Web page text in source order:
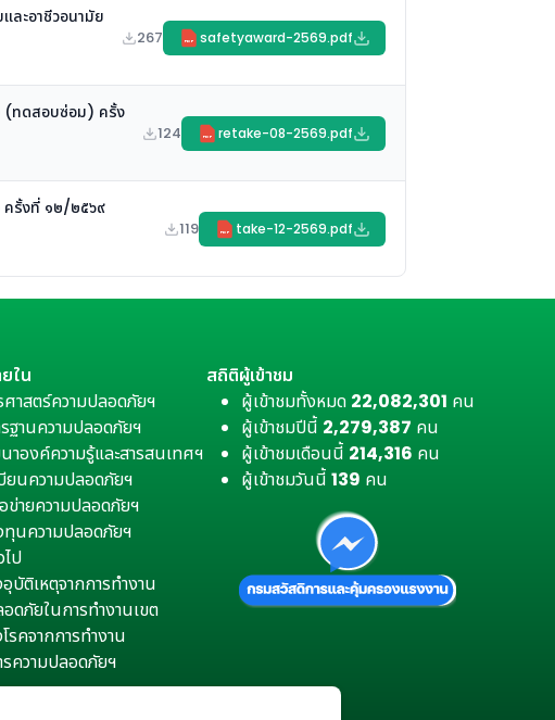
ละอาชีวอนามัย
267 PDF safetyaward-2569.pdf
(ทดสอบซ่อม) ครั้ง
124 PDF retake-08-2569.pdf
ครั้งที่ ๑๒/๒๕๖๙
119 PDF take-12-2569.pdf
ใน
าสตร์ความปลอดภัยฯ
ฐานความปลอดภัยฯ
องค์ความรู้และสารสนเทศฯ
ยนความปลอดภัยฯ
ข่ายความปลอดภัยฯ
นความปลอดภัยฯ
ป
บัติเหตุจากการทำงาน
ดภัยในการทำงานเขต
รคจากการทำงาน
ความปลอดภัยฯ
สถิติผู้เข้าชม
ผู้เข้าชมทั้งหมด 22,082,301 คน
ผู้เข้าชมปีนี้ 2,279,387 คน
ผู้เข้าชมเดือนนี้ 214,316 คน
ผู้เข้าชมวันนี้139 คน